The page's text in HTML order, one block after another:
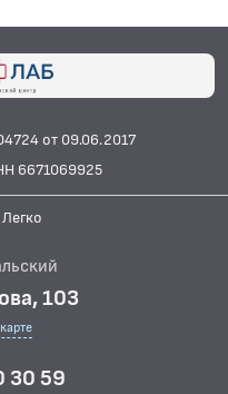
от 09.06.2017
6671069925
103
30 59